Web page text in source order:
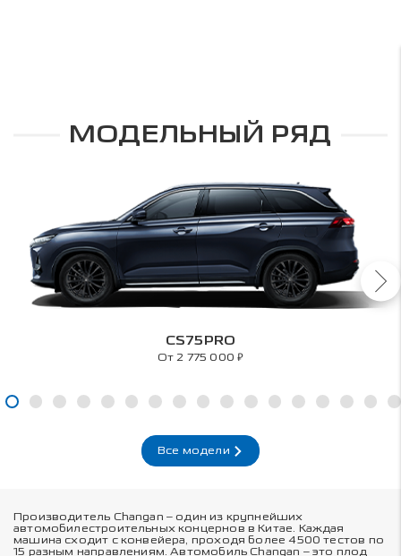
МОДЕЛЬНЫЙ РЯД
CS75PRO
От 2 775 000₽
Все модели
Производитель Changan – один из крупнейших
автомобилестроительных концернов в Китае. Каждая
машина сходит с конвейера, проходя более 4500 тестов по
15 разным направлениям. Автомобиль Changan – это плод